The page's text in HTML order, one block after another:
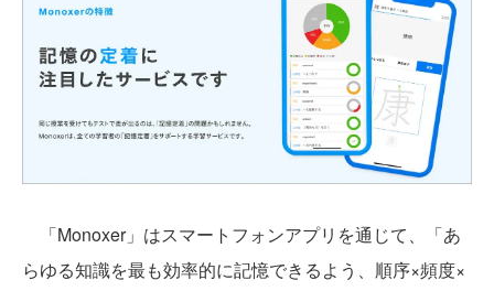
「Monoxer」はスマートフォンアプリを通じて、「あ
らゆる知識を最も効率的に記憶できるよう、順序×頻度×